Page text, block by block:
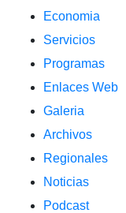
Economia
Servicios
Programas
Enlaces Web
Galeria
Archivos
Regionales
Noticias
Podcast